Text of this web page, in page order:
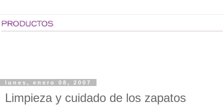
lunes, enero 08, 2007
Limpieza y cuidado de los zapatos